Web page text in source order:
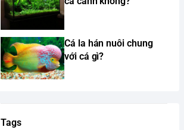
Cá la hán nuôi chung
với cá gì?
Tags